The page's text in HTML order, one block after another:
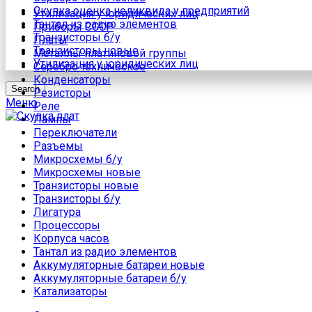
Скупка оценка неликвида у предприятий
Тантал из радио элементов
Транзисторы б/у
Транзисторы новые
Утилизация у юридических лиц
Search
Меню
Утилизация у юридических лиц
Приборы СССР
Платы
Металлы платиновой группы
Серебро техническое
Конденсаторы
Резисторы
Реле
Лампы
Переключатели
Разъемы
Микросхемы б/у
Микросхемы новые
Транзисторы новые
Транзисторы б/у
Лигатура
Процессоры
Корпуса часов
Тантал из радио элементов
Аккумуляторные батареи новые
Аккумуляторные батареи б/у
Катализаторы